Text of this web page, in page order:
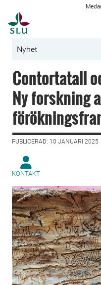
Nyhet
Contortatall
Ny forskning
PUBLICERAD: 10 JANUARI 2025
KONTAKT